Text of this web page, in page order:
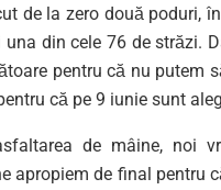
de la zero două poduri,
din cele 76 de străzi.
pentru că nu putem
că pe 9 iunie sunt
de mâine, noi
apropiem de final pentru